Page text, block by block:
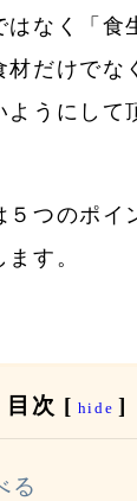
なく「食
材だけでな
ようにして
５つのポイ
す。
目次 [ hide ]
る